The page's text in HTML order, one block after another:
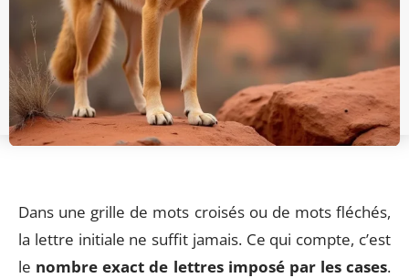
Dans une grille de mots croisés ou de mots fléchés,
la lettre initiale ne suffit jamais. Ce qui compte, c’est
le nombre exact de lettres imposé par les cases.